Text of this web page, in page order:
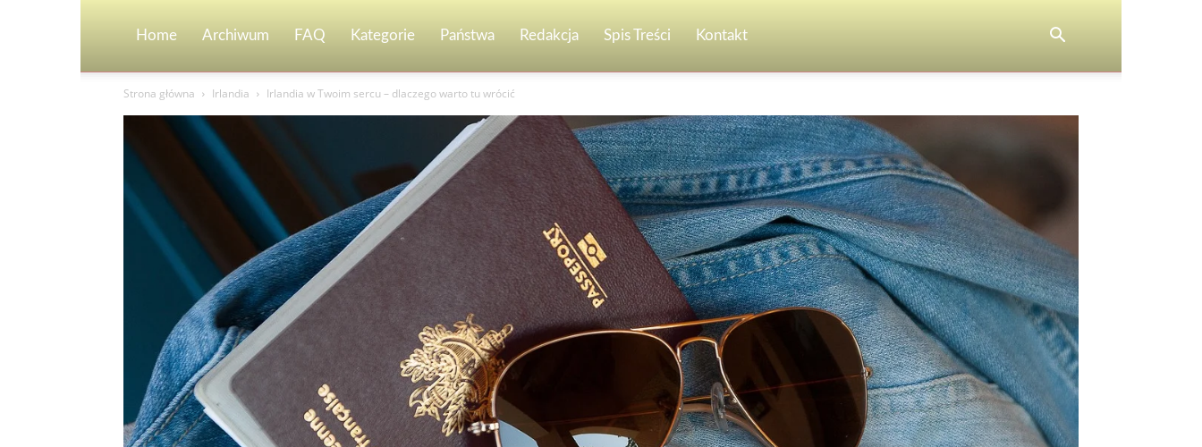
Home Archiwum FAQ Kategorie Państwa Redakcja Spis Treści Kontakt
Strona główna Irlandia Irlandia w Twoim sercu – dlaczego warto tu wrócić